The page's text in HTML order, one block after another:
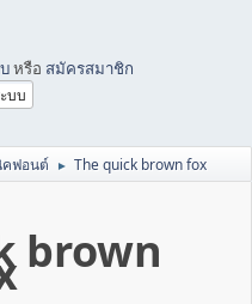
หรือ สมัครสมาชิก
คฟอนต์ ► The quick brown fox
brown